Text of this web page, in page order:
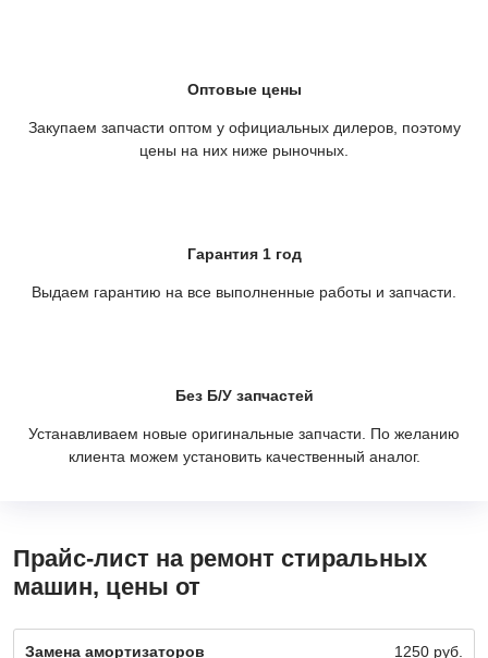
Оптовые цены
Закупаем запчасти оптом у официальных дилеров, поэтому
цены на них ниже рыночных.
Гарантия 1 год
Выдаем гарантию на все выполненные работы и запчасти.
Без Б/У запчастей
Устанавливаем новые оригинальные запчасти. По желанию
клиента можем установить качественный аналог.
Прайс-лист на ремонт стиральных
машин, цены от
Замена амортизаторов 1250 руб.